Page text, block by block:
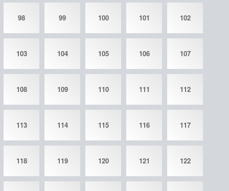
98 99 100 101 102
103 104 105 106 107
108 109 110 111 112
113 114 115 116 117
118 119 120 121 122